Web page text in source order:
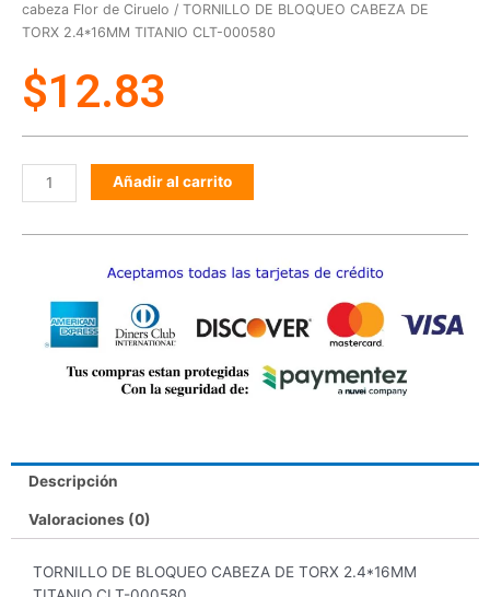
cabeza Flor de Ciruelo / TORNILLO DE BLOQUEO CABEZA DE
TORX 2.4*16MM TITANIO CLT-000580
$12.83
Añadir al carrito
Descripción
Valoraciones (0)
TORNILLO DE BLOQUEO CABEZA DE TORX 2.4*16MM